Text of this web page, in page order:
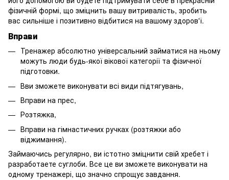
фізичній формі, що зміцнить вашу витривалість, зробить
вас сильніше і позитивно відбитися на вашому здоров'ї.
Вправи
Тренажер абсолютно універсальний займатися на ньому
можуть люди будь-якої вікової категорії та фізичної
підготовки.
Вви зможете виконувати всі види підтягувань,
Вправи на прес,
Розтяжка,
Вправи на гімнастичних ручках (розтяжки або
віджимання).
Займаючись регулярно, ви істотно зміцнити свій хребет і
разработаете суглоби. Все це ви зможете виконувати на
одному тренажері, що значно спрощує завдання.